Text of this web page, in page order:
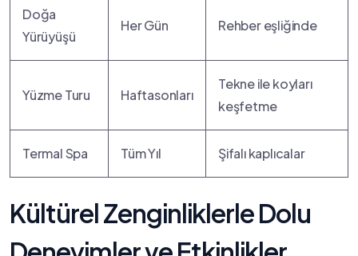
Doğa
‌Yürüyüşü
Her Gün Rehber eşliğinde
Yüzme​ Turu Haftasonları
Tekne ile koyları
keşfetme
Termal Spa Tüm Yıl Şifalı kaplıcalar
Kültürel Zenginliklerle Dolu